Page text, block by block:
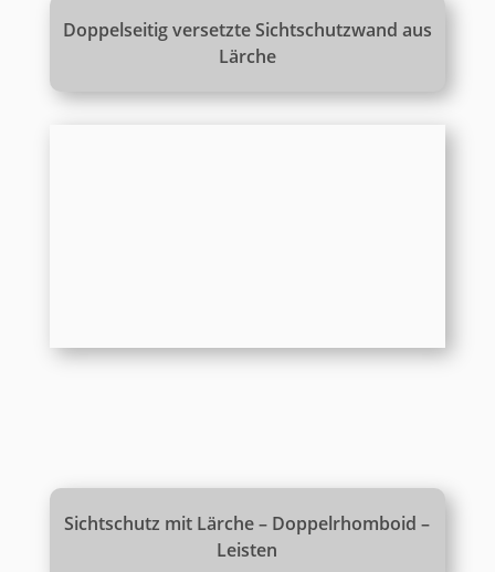
Doppelseitig versetzte Sichtschutzwand aus
Lärche
Sichtschutz mit Lärche – Doppelrhomboid –
Leisten